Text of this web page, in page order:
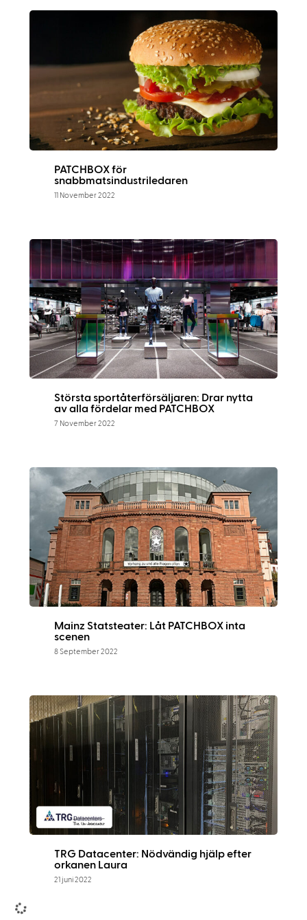
PATCHBOX för
snabbmatsindustriledaren
11 November 2022
Största sportåterförsäljaren: Drar nytta
av alla fördelar med PATCHBOX
7 November 2022
Mainz Statsteater: Låt PATCHBOX inta
scenen
8 September 2022
TRG Datacenter: Nödvändig hjälp efter
orkanen Laura
21 juni 2022